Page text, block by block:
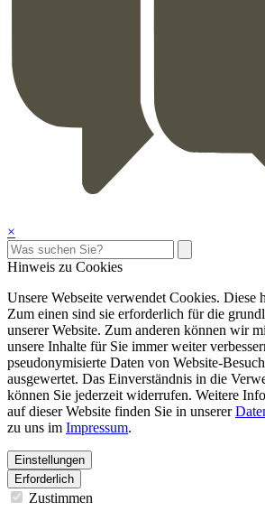
×
Hinweis zu Cookies
Unsere Webseite verwendet Cookies. Diese
Zum einen sind sie erforderlich für die
unserer Website. Zum anderen können wir
unsere Inhalte für Sie immer weiter
pseudonymisierte Daten von Website-
ausgewertet. Das Einverständnis in die
können Sie jederzeit widerrufen. Weitere
auf dieser Website finden Sie in unserer
zu uns im Impressum.
Einstellungen
Erforderlich
Zustimmen